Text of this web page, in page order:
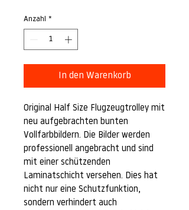
Anzahl *
In den Warenkorb
Original Half Size Flugzeugtrolley mit
neu aufgebrachten bunten
Vollfarbbildern. Die Bilder werden
professionell angebracht und sind
mit einer schützenden
Laminatschicht versehen. Dies hat
nicht nur eine Schutzfunktion,
sondern verhindert auch